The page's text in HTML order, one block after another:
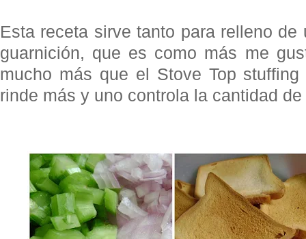
Esta receta sirve tanto para relleno
guarnición, que es como más me
mucho más que el Stove Top
rinde más y uno controla la cantidad